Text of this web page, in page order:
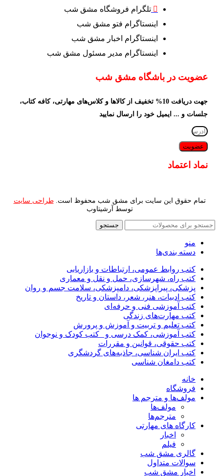
تلگرام فروشگاه مشق شب
اینستاگرام فتو مشق شب
اینستاگرام اخبار مشق شب
اینستاگرام مدیر مسئول مشق شب
عضویت در باشگاه مشق شب
جهت دریافت 10% تخفیف از کالاها و کلاس‌های مهارتی، کافه کتاب،
جلسات و ... ایمیل خود را ارسال نمایید
عضویت
نماد اعتماد
تمام حقوق این سایت برای مشق شب محفوظ است.
طراحی سایت
توسط آرشیتاوب
جستجو
منو
دسته بندی‌ها
کتب روابط عمومی، ارتباطات و بازاریابی
کتب راه، شهرسازی، حمل و نقل و معماری
پزشکی، پیراپزشکی، دامپزشکی، سلامت جسم و روان
کتب ادبیات، هنر، شعر، داستان و تاریخ
کتب آموزشی فنی و حرفه‌ای
کتب مهارت‌های زندگی
کتب تعلیم و تربیت و آموزش و پرورش
کتب آموزشی، کمک درسی و _کتب کودک و نوجوان
کتب حقوقی، قوانین و مقررات
کتب ایران شناسی، جاذبه‌های گردشگری
کتب دامغان شناسی
خانه
فروشگاه
مولف‌ها و مترجم ها
مولف‌ها
مترجم‌ها
کارگاه های مهارتی
اخبار
فیلم
گالری مشق شب
سوالات متداول
اخبار مشق شب